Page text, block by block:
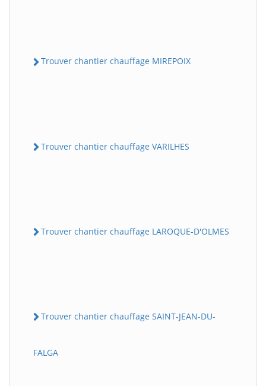
Trouver chantier chauffage MIREPOIX
Trouver chantier chauffage VARILHES
Trouver chantier chauffage LAROQUE-D'OLMES
Trouver chantier chauffage SAINT-JEAN-DU-
FALGA